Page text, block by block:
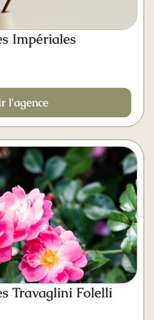
Impériales
l'agence
Travaglini Folelli